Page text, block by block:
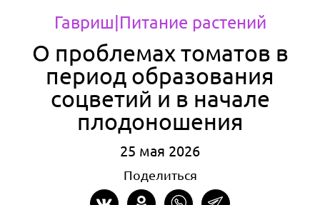
Гавриш|Питание растений
О проблемах томатов в
период образования
соцветий и в начале
плодоношения
25 мая 2026
Поделиться